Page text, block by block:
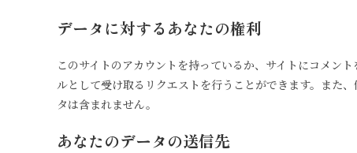
データに対するあなたの権利
このサイトのアカウントを持っているか、サイトにコメン
ルとして受け取るリクエストを行うことができます。また
タは含まれません。
あなたのデータの送信先